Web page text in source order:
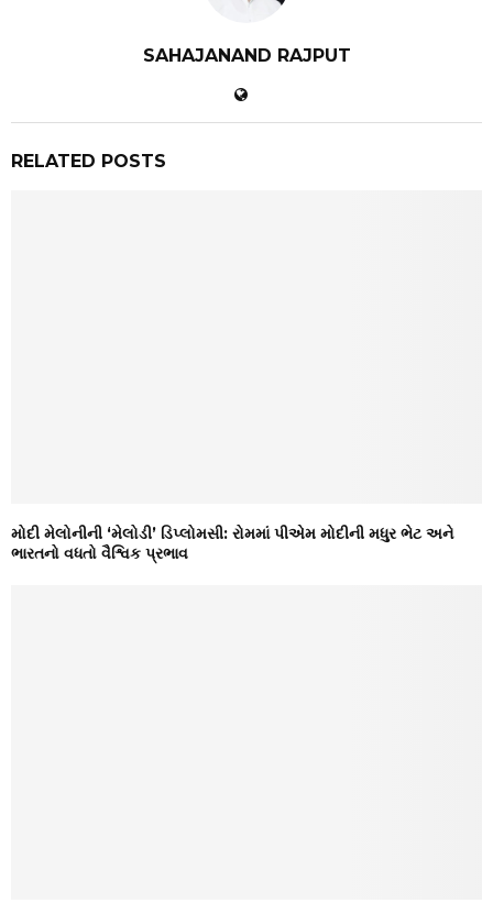
SAHAJANAND RAJPUT
RELATED POSTS
મોદી મેલોનીની ‘મેલોડી’ ડિપ્લોમસી: રોમમાં પીએમ મોદીની મધુર ભેટ અને
ભારતનો વધતો વૈશ્વિક પ્રભાવ